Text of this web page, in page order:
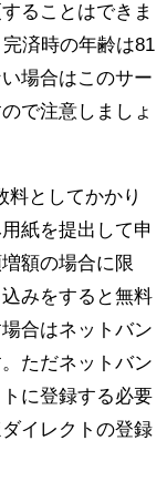
ることはできま
済時の年齢は81
場合はこのサー
で注意しましょ
料としてかかり
紙を提出して申
額の場合に限
みをすると無料
合はネットバン
ただネットバン
に登録する必要
イレクトの登録